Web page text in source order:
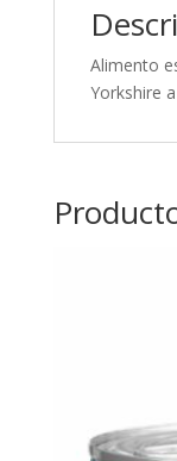
Alimento
Yorkshire